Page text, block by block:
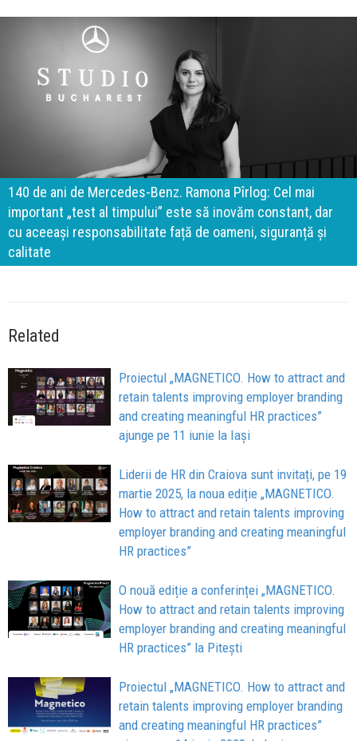
140 de ani de Mercedes-Benz. Ramona Pîrlog: Cel mai
important „test al timpului” este să inovăm constant, dar
cu aceeași responsabilitate față de oameni, siguranță și
calitate
Related
Proiectul „MAGNETICO. How to attract and
retain talents improving employer branding
and creating meaningful HR practices”
ajunge pe 11 iunie la Iași
Liderii de HR din Craiova sunt invitați, pe 19
martie 2025, la noua ediție „MAGNETICO.
How to attract and retain talents improving
employer branding and creating meaningful
HR practices”
O nouă ediție a conferinței „MAGNETICO.
How to attract and retain talents improving
employer branding and creating meaningful
HR practices” la Pitești
Proiectul „MAGNETICO. How to attract and
retain talents improving employer branding
and creating meaningful HR practices”